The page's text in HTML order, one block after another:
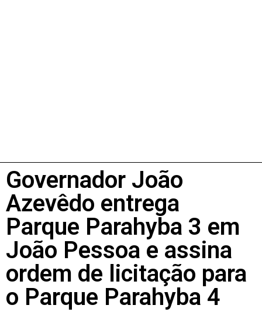
Governador João
Azevêdo entrega
Parque Parahyba 3 em
João Pessoa e assina
ordem de licitação para
o Parque Parahyba 4